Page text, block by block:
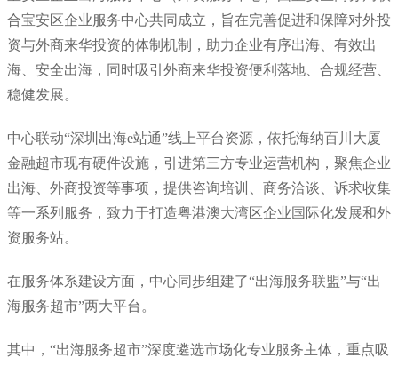
合宝安区企业服务中心共同成立，旨在完善促进和保障对外投
资与外商来华投资的体制机制，助力企业有序出海、有效出
海、安全出海，同时吸引外商来华投资便利落地、合规经营、
稳健发展。
中心联动“深圳出海e站通”线上平台资源，依托海纳百川大厦
金融超市现有硬件设施，引进第三方专业运营机构，聚焦企业
出海、外商投资等事项，提供咨询培训、商务洽谈、诉求收集
等一系列服务，致力于打造粤港澳大湾区企业国际化发展和外
资服务站。
在服务体系建设方面，中心同步组建了“出海服务联盟”与“出
海服务超市”两大平台。
其中，“出海服务超市”深度遴选市场化专业服务主体，重点吸